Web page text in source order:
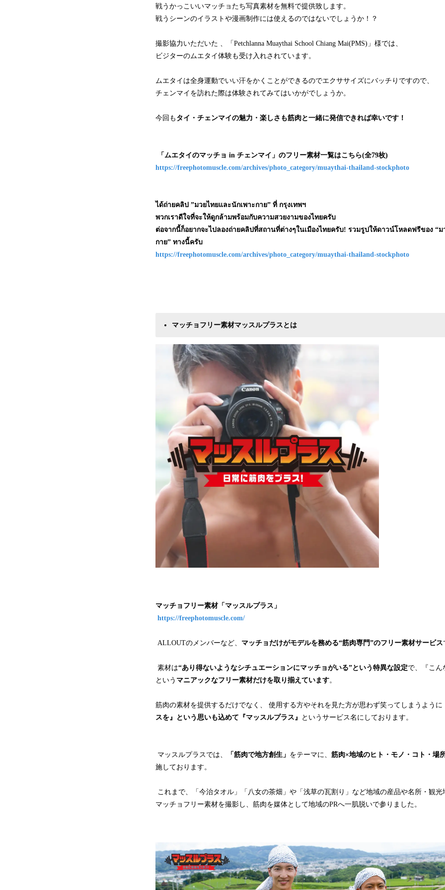
戦うかっこいいマッチョたち写真素材を無料で提供致します。
戦うシーンのイラストや漫画制作には使えるのではないでしょうか！？
撮影協力いただいた 、「Petchlanna Muaythai School Chiang Mai(PMS)」様では、
ビジターのムエタイ体験も受け入れされています。
ムエタイは全身運動でいい汗をかくことができるのでエクササイズにバッチりですので、
チェンマイを訪れた際は体験されてみてはいかがでしょうか。
今回も タイ・チェンマイの魅力・楽しさも筋肉と一緒に発信できれば幸いです！
「ムエタイのマッチョ in チェンマイ」のフリー素材一覧はこちら(全79枚)
https://freephotomuscle.com/archives/photo_category/muaythai-thailand-stockphoto
ได้ถ่ายคลิป ”มวยไทยและนักเพาะกาย” ที่ กรุงเทพฯ
พวกเราดีใจที่จะให้ดูกล้ามพร้อมกับความสวยงามของไทยครับ
ต่อจากนี้ก็อยากจะไปลองถ่ายคลิปที่สถานที่ต่างๆในเมืองไทยครับ! รวมรูปให้ดาวน์โหลดฟรีของ “ม
กาย” ทางนี้ครับ
https://freephotomuscle.com/archives/photo_category/muaythai-thailand-stockphoto
マッチョフリー素材マッスルプラスとは
マッチョフリー素材「マッスルプラス」
https://freephotomuscle.com/
ALLOUTのメンバーなど、 マッチョだけがモデルを務める“筋肉専門”のフリー素材サービス
素材は“あり得ないようなシチュエーションにマッチョがいる”という特異な設定で、『こん
という マニアックなフリー素材だけを取り揃えています。
筋肉の素材を提供するだけでなく、 使用する方やそれを見た方が思わず笑ってしまうように
スを』という思いも込めて『マッスルプラス』
というサービス名にしております。
マッスルプラスでは、 「筋肉で地方創生」 をテーマに、 筋肉×地域のヒト・モノ・コト・場
施しております。
これまで、「今治タオル」「八女の茶畑」や「浅草の瓦割り」など地域の産品や名所・観
マッチョフリー素材を撮影し、筋肉を媒体として地域のPRへ一肌脱いで参りました。